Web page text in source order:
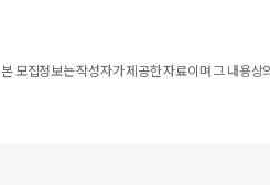
본 모집정보는 작성자가 제공한 자료이며 그 내용